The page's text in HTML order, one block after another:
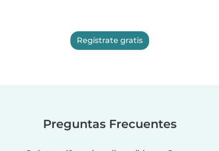
Regístrate gratis
Preguntas Frecuentes